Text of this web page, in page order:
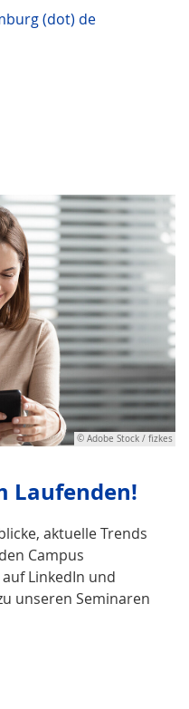
(dot) de
© Adobe Stock / fizkes
Laufenden!
aktuelle Trends
Campus
LinkedIn und
unseren Seminaren